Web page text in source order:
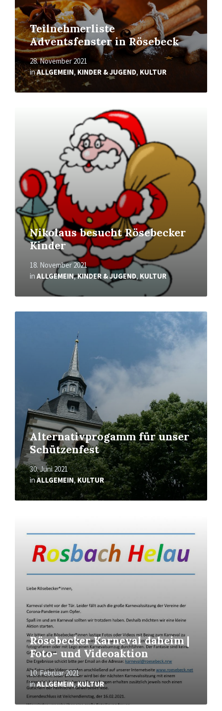
Teilnehmerliste
Adventsfenster in Rösebeck
28. November 2021
inALLGEMEIN, KINDER & JUGEND, KULTUR
Nikolaus besucht Rösebecker
Kinder
18. November 2021
in ALLGEMEIN,KINDER & JUGEND, KULTUR
Alternativprogamm für unser
Schützenfest
30. Juni 2021
inALLGEMEIN,KULTUR
Mehr
Rösebecker Karneval daheim |
Foto- und Videoaktion
10. Februar 2021
inALLGEMEIN,KULTUR